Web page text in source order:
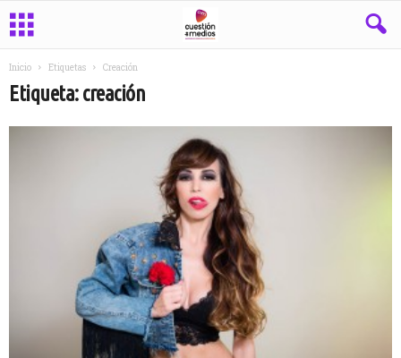
Inicio Etiquetas Creación
Etiqueta: creación